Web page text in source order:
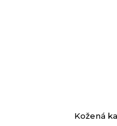
Kožená